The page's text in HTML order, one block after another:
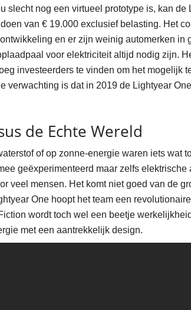
slecht nog een virtueel prototype is, kan de
van € 19.000 exclusief belasting. Het
en er zijn weinig automerken in
voor elektriciteit altijd nodig zijn.
investeerders te vinden om het mogelijk
verwachting is dat in 2019 de Lightyear
de Echte Wereld
of op zonne-energie waren iets wat
geëxperimenteerd maar zelfs elektrische
veel mensen. Het komt niet goed van de
One hoopt het team een
wordt toch wel een beetje
met een aantrekkelijk design.